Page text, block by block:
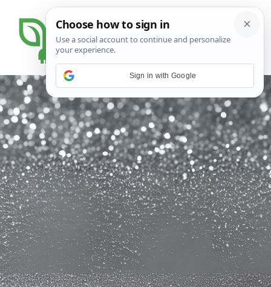
Sign in with Google